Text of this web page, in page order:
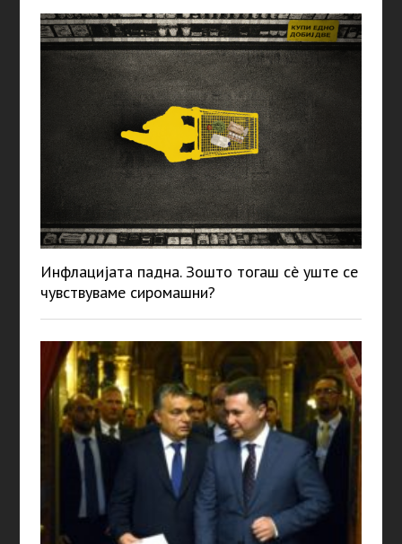
Инфлацијата падна. Зошто тогаш сè уште се
чувствуваме сиромашни?